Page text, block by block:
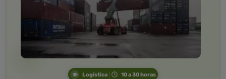
Logística 10 a 30 horas